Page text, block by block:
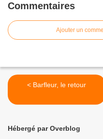
Commentaires
Ajouter un
< Barfleur, le retour
Hébergé par Overblog